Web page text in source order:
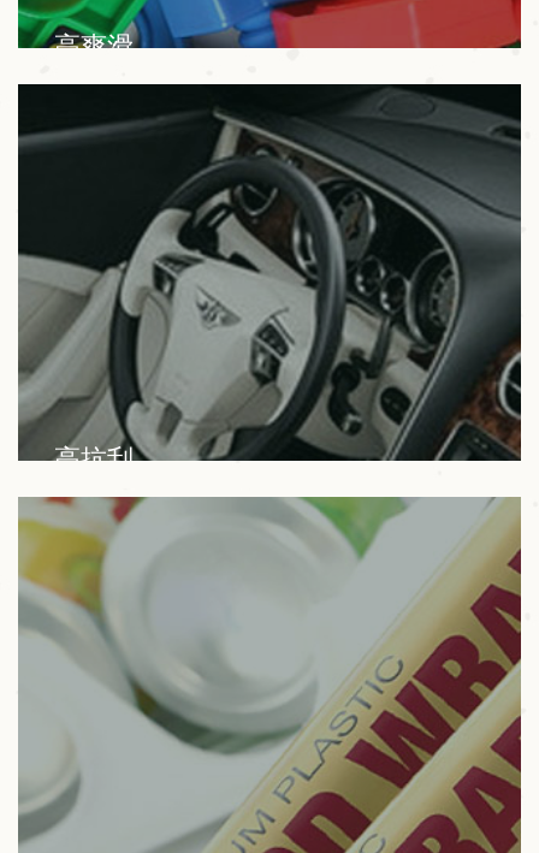
高爽滑
我们的产品广泛应用于生物降解材料、色母粒、塑
料、油漆、涂料、色浆、油墨等行业。
高抗刮
我们的产品广泛应用于生物降解材料、色母粒、塑
料、油漆、涂料、色浆、油墨等行业。